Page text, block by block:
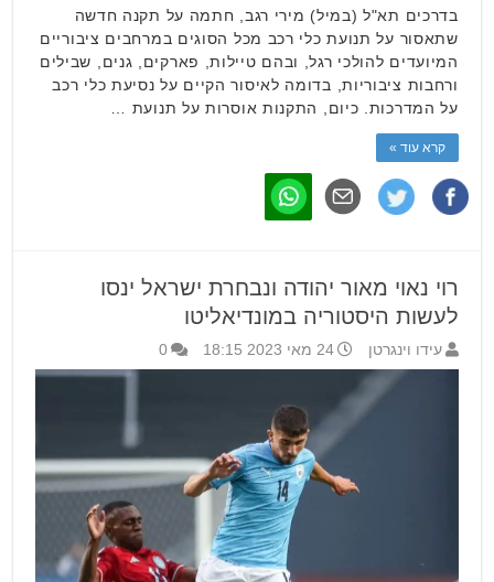
בדרכים תא"ל (במיל) מירי רגב, חתמה על תקנה חדשה
שתאסור על תנועת כלי רכב מכל הסוגים במרחבים ציבוריים
המיועדים להולכי רגל, ובהם טיילות, פארקים, גנים, שבילים
ורחבות ציבוריות, בדומה לאיסור הקיים על נסיעת כלי רכב
על המדרכות. כיום, התקנות אוסרות על תנועת …
קרא עוד »
רוי נאוי מאור יהודה ונבחרת ישראל ינסו
לעשות היסטוריה במונדיאליטו
עידו וינגרטן 24 מאי 2023 18:15 0